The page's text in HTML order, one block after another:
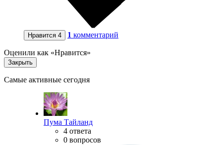
Нравится 4 1 комментарий
Оценили как «Нравится»
Закрыть
Самые активные сегодня
Пума Тайланд
4 ответа
0 вопросов